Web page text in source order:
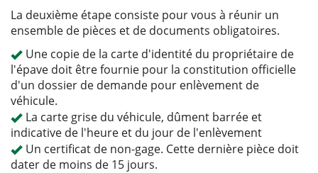
La deuxième étape consiste pour vous à réunir un
ensemble de pièces et de documents obligatoires.
Une copie de la carte d'identité du propriétaire de
l'épave doit être fournie pour la constitution officielle
d'un dossier de demande pour enlèvement de
véhicule.
La carte grise du véhicule, dûment barrée et
indicative de l'heure et du jour de l'enlèvement
Un certificat de non-gage. Cette dernière pièce doit
dater de moins de 15 jours.